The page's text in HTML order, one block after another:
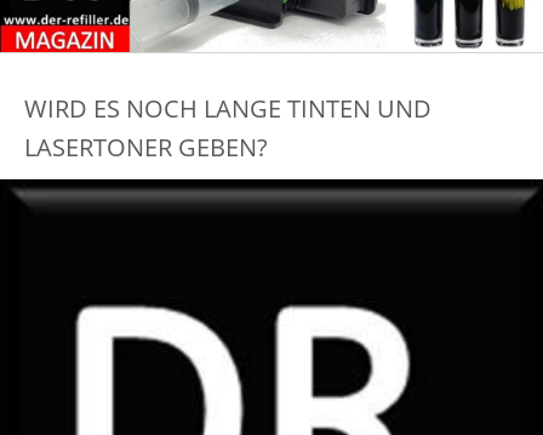
WIRD ES NOCH LANGE TINTEN UND
LASERTONER GEBEN?